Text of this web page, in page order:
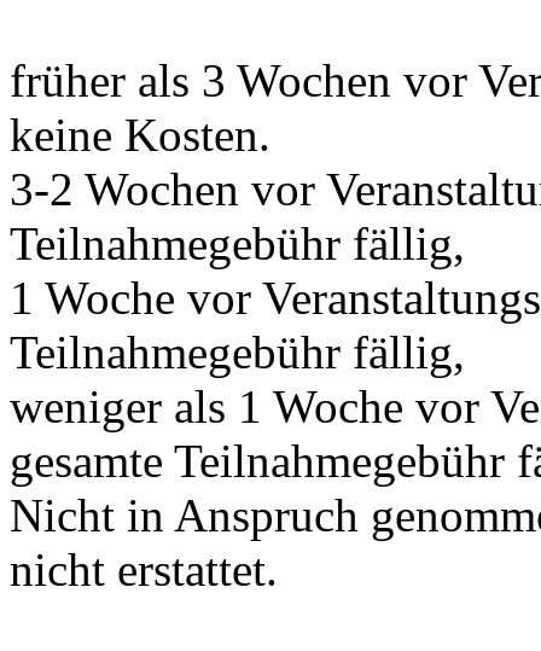
früher als 3 Wochen vor
keine Kosten.
3-2 Wochen vor
Teilnahmegebühr fällig,
1 Woche vor
Teilnahmegebühr fällig,
weniger als 1 Woche vor
gesamte Teilnahmegebühr
Nicht in Anspruch
nicht erstattet.